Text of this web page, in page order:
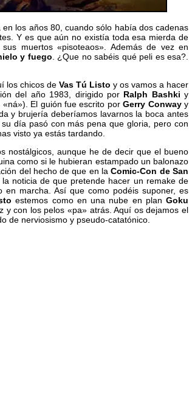
los años 80, cuando sólo había dos cadenas
Y es que aún no existía toda esa mierda de
sus muertos «pisoteaos». Además de vez en
y fuego . ¿Que no sabéis qué peli es esa?.
los chicos de Vas Tú Listo y os vamos a hacer
del año 1983, dirigido por Ralph Bashki y
«ná»). El guión fue escrito porGerry Conwayy
y brujería deberíamos lavarnos la boca antes
día pasó con más pena que gloria, pero con
visto ya estás tardando.
nostálgicos, aunque he de decir que el bueno
como si le hubieran estampado un balonazo
del hecho de que en la Comic-Con de San
la noticia de que pretende hacer un remake de
marcha. Así que como podéis suponer, es
estemos como en una nube en planGoku
y con los pelos «pa» atrás. Aquí os dejamos el
de nerviosismo y pseudo-catatónico.